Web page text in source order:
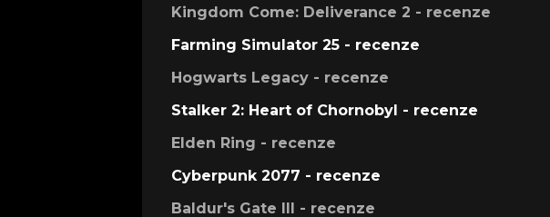
Kingdom Come: Deliverance 2 - recenze
Farming Simulator 25 - recenze
Hogwarts Legacy - recenze
Stalker 2: Heart of Chornobyl - recenze
Elden Ring - recenze
Cyberpunk 2077 - recenze
Baldur's Gate III - recenze